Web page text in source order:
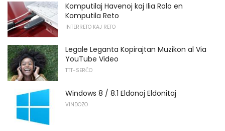
Komputilaj Havenoj kaj Ilia Rolo en
Komputila Reto
INTERRETO KAJ RETO
Legale Leganta Kopirajtan Muzikon al Via
YouTube Video
TTT-SERĈO
Windows 8 / 8.1 Eldonoj Eldonitaj
VINDOZO